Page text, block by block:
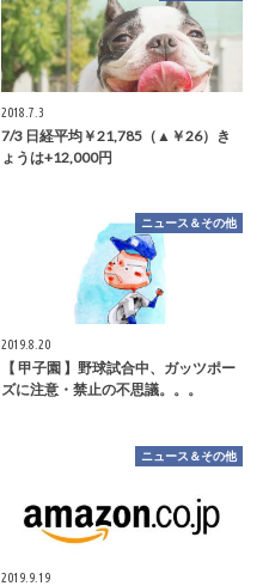
2018.7.3
7/3 日経平均￥21,785（▲￥26）き
ょうは+12,000円
ニュース＆その他
2019.8.20
【 甲子園 】野球試合中、ガッツポー
ズに注意・禁止の不思議。。。
ニュース＆その他
2019.9.19